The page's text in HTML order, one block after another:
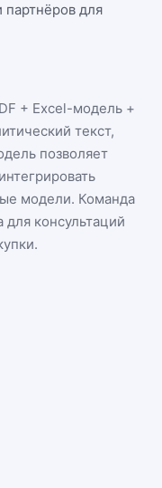
для
+ Excel-модель +
текст,
позволяет
модели. Команда
для консультаций